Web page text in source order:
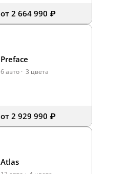
от 2 664 990 ₽
Preface
6 авто · 3 цвета
от 2 929 990 ₽
Atlas